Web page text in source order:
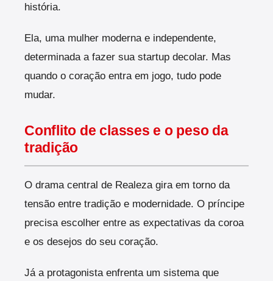
história.
Ela, uma mulher moderna e independente,
determinada a fazer sua startup decolar. Mas
quando o coração entra em jogo, tudo pode
mudar.
Conflito de classes e o peso da
tradição
O drama central de Realeza gira em torno da
tensão entre tradição e modernidade. O príncipe
precisa escolher entre as expectativas da coroa
e os desejos do seu coração.
Já a protagonista enfrenta um sistema que